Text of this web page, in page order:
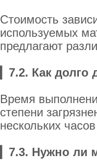
Стоимость
используемых
предлагают
7.2. Как долго
Время
степени
нескольких
7.3. Нужно ли